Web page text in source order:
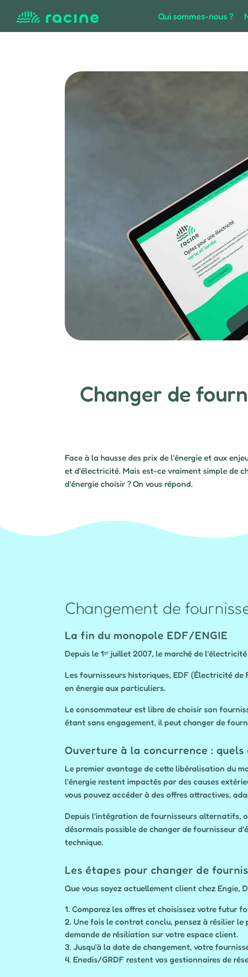
Qui sommes-nous ?
Changer de
Face à la hausse des prix de l’énergie et aux
et d’électricité. Mais est-ce vraiment simple de
d’énergie choisir ? On vous répond.
Changement de
La fin du monopole EDF/ENGIE
Depuis le 1ᵉʳ juillet 2007, le marché de
Les fournisseurs historiques, EDF (Électricité de
en énergie aux particuliers.
Le consommateur est libre de choisir son
étant sans engagement, il peut changer de
Ouverture à la concurrence : quels
Le premier avantage de cette libéralisation du
l’énergie restent impactés par des causes
vous pouvez accéder à des offres attractives,
Depuis l’intégration de fournisseurs alternatifs,
désormais possible de changer de fournisseur
technique.
Les étapes pour changer de
Que vous soyez actuellement client chez Engie,
Comparez les offres et choisissez votre futur
Une fois le contrat conclu, pensez à résilier
demande de résiliation sur votre espace client.
Jusqu’à la date de changement, votre
Enedis/GRDF restent vos gestionnaires de